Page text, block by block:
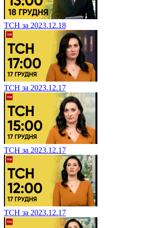
ТСН за 2023.12.18
ТСН за 2023.12.17
ТСН за 2023.12.17
ТСН за 2023.12.17